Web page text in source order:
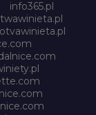
info365.pl